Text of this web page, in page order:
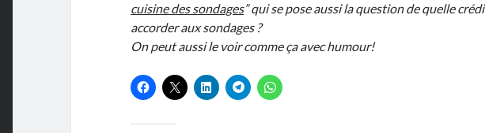
cuisine des sondages” qui se pose aussi la question de quelle
accorder aux sondages ?
On peut aussi le voir comme ça avec humour!